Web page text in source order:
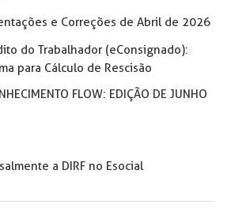
e Correções de Abril de 2026
do Trabalhador (eConsignado):
para Cálculo de Rescisão
FLOW: EDIÇÃO DE JUNHO
a DIRF no Esocial